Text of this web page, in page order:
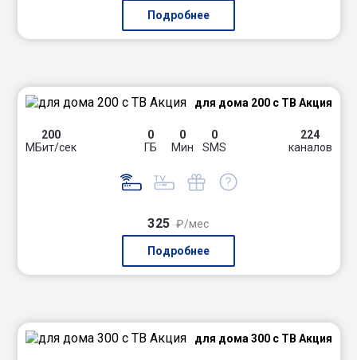
Подробнее
для дома 200 с ТВ Акция
200
МБит/сек
0
ГБ
0
Мин
0
SMS
224
каналов
325 ₽/мес
Подробнее
для дома 300 с ТВ Акция